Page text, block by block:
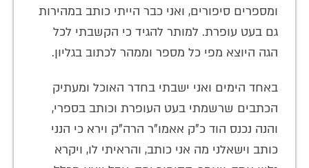
ומספרים סיפורים, ואני כבר הייתי כותב במהירות
גם בעט עופרת. למותר להגיד כי הקשבתי לכל
הגה היוצא מפי כל מספר וממהר לכתוב בגליון.
באחד הימים ואני ישבתי בחדר האוכל ומעתיק
הכתבים שרשמתי בעט העופרת וכותב בספרי,
והנה נכנס הוד כ"ק אאמו"ר הרה"ק וירא כי הנני
כותב וישאלני מה אני כותב, והראיתי לו, ויקרא